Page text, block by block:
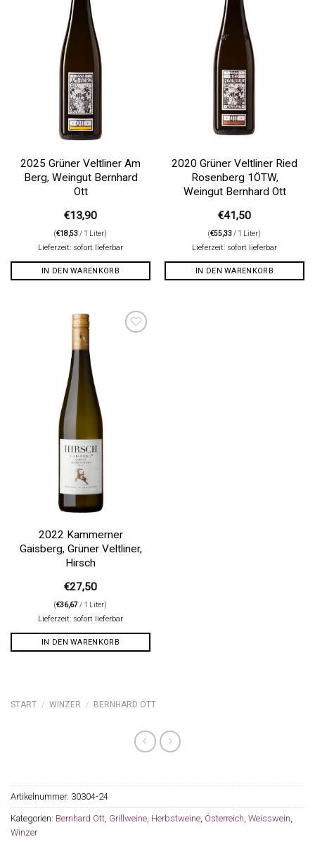
2025 Grüner Veltliner Am
Berg, Weingut Bernhard
Ott
€13,90
(€18,53/ 1 Liter)
Lieferzeit: sofort lieferbar
IN DEN WARENKORB
2020 Grüner Veltliner Ried
Rosenberg 1ÖTW,
Weingut Bernhard Ott
€41,50
(€55,33/ 1 Liter)
Lieferzeit: sofort lieferbar
IN DEN WARENKORB
2022 Kammerner
Gaisberg, Grüner Veltliner,
Hirsch
€27,50
(€36,67/ 1 Liter)
Lieferzeit: sofort lieferbar
IN DEN WARENKORB
START / WINZER / BERNHARD OTT
Artikelnummer: 30304-24
Kategorien: Bernhard Ott Grillweine Herbstweine Österreich Weisswein
Winzer